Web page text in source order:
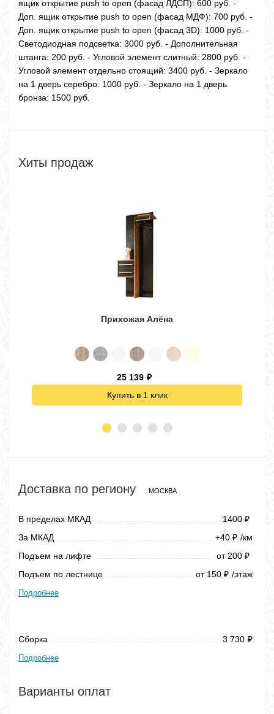
ящик открытие push to open (фасад ЛДСП): 600 руб. -
Доп. ящик открытие push to open (фасад МДФ): 700 руб. -
Доп. ящик открытие push to open (фасад 3D): 1000 руб. -
Светодиодная подсветка: 3000 руб. - Дополнительная
штанга: 200 руб. - Угловой элемент слитный: 2800 руб. -
Угловой элемент отдельно стоящий: 3400 руб. - Зеркало
на 1 дверь серебро: 1000 руб. - Зеркало на 1 дверь
бронза: 1500 руб.
Хиты продаж
Прихожая Алёна
25 139 ₽
Купить в 1 клик
Доставка по региону МОСКВА
В пределах МКАД 1400 ₽
За МКАД +40 ₽ /км
Подъем на лифте
от 200 ₽
Подъем по лестнице от 150 ₽ /этаж
Подробнее
Сборка 3 730 ₽
Подробнее
Варианты оплат